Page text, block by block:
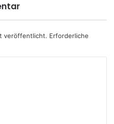
veröffentlicht. Erforderliche